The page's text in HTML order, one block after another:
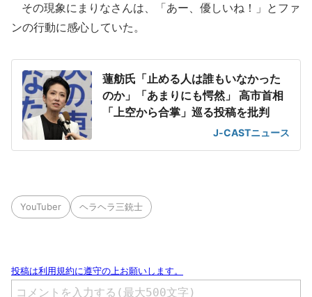
その現象にまりなさんは、「あー、優しいね！」とファ
ンの行動に感心していた。
蓮舫氏「止める人は誰もいなかった
のか」「あまりにも愕然」 高市首相
「上空から合掌」巡る投稿を批判
J-CASTニュース
YouTuber ヘラヘラ三銃士